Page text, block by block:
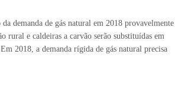
demanda de gás natural em 2018 provavelmente
rural e caldeiras a carvão serão substituídas em
2018, a demanda rígida de gás natural precisa